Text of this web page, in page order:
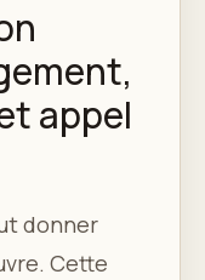
appel
donner
Cette